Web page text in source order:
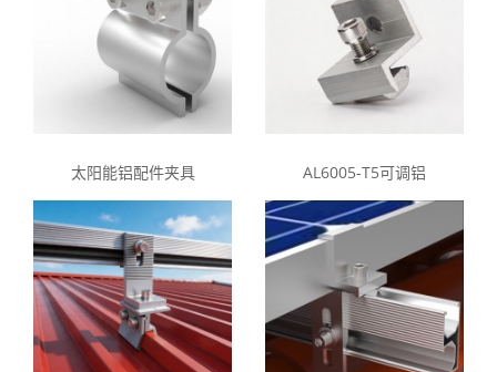
太阳能铝配件夹具 AL6005-T5可调铝